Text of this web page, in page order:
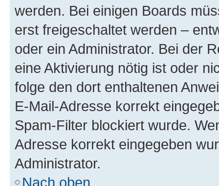
werden. Bei einigen Boards
erst freigeschaltet werden –
oder ein Administrator. Bei der
eine Aktivierung nötig ist oder
folge den dort enthaltenen
E-Mail-Adresse korrekt
Spam-Filter blockiert wurde.
Adresse korrekt eingegeben
Administrator.
Nach oben